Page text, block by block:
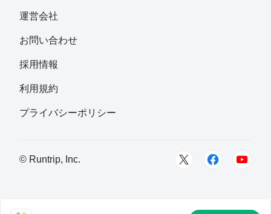
運営会社
お問い合わせ
採用情報
利用規約
プライバシーポリシー
© Runtrip, Inc.